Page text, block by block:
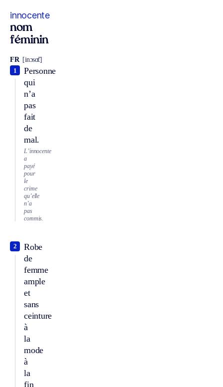
innocente
nom
féminin
FR [inɔsɑ̃t]
Personne
qui
n’a
pas
fait
de
mal.
1
L’innocente
a
payé
pour
le
crime
qu’elle
n’a
pas
commis.
Robe
de
femme
ample
et
sans
ceinture
à
la
mode
à
la
fin
2